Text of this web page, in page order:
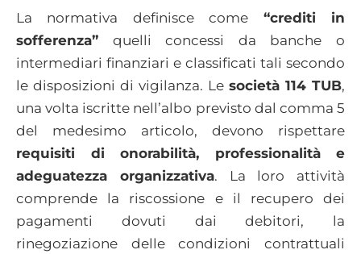
La normativa definisce come “crediti in
sofferenza” quelli concessi da banche o
intermediari finanziari e classificati tali secondo
le disposizioni di vigilanza. Le società 114 TUB,
una volta iscritte nell’albo previsto dal comma 5
del medesimo articolo, devono rispettare
requisiti di onorabilità, professionalità e
adeguatezza organizzativa. La loro attività
comprende la riscossione e il recupero dei
pagamenti dovuti dai debitori, la
rinegoziazione delle condizioni contrattuali